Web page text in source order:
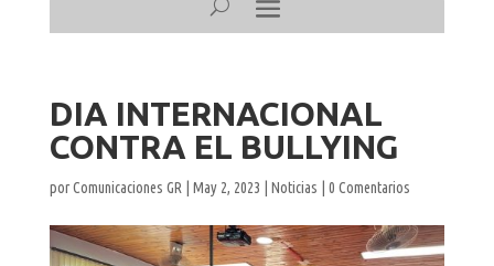
DIA INTERNACIONAL
CONTRA EL BULLYING
porComunicaciones GR| May 2, 2023 Noticias 0 Comentarios